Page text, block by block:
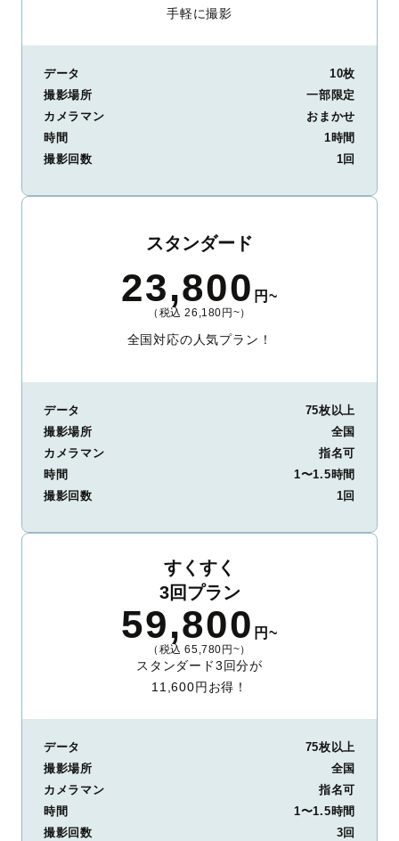
手軽に撮影
データ
10枚
撮影場所
一部限定
カメラマン
おまかせ
時間
1時間
撮影回数
1回
スタンダード
23,800 円~
（税込 26,180円~）
全国対応の人気プラン！
データ
75枚以上
撮影場所
全国
カメラマン
指名可
時間
1〜1.5時間
撮影回数
1回
すくすく
3回プラン
59,800 円~
（税込 65,780円~）
スタンダード3回分が
11,600円お得！
データ
75枚以上
撮影場所
全国
カメラマン
指名可
時間
1〜1.5時間
撮影回数
3回